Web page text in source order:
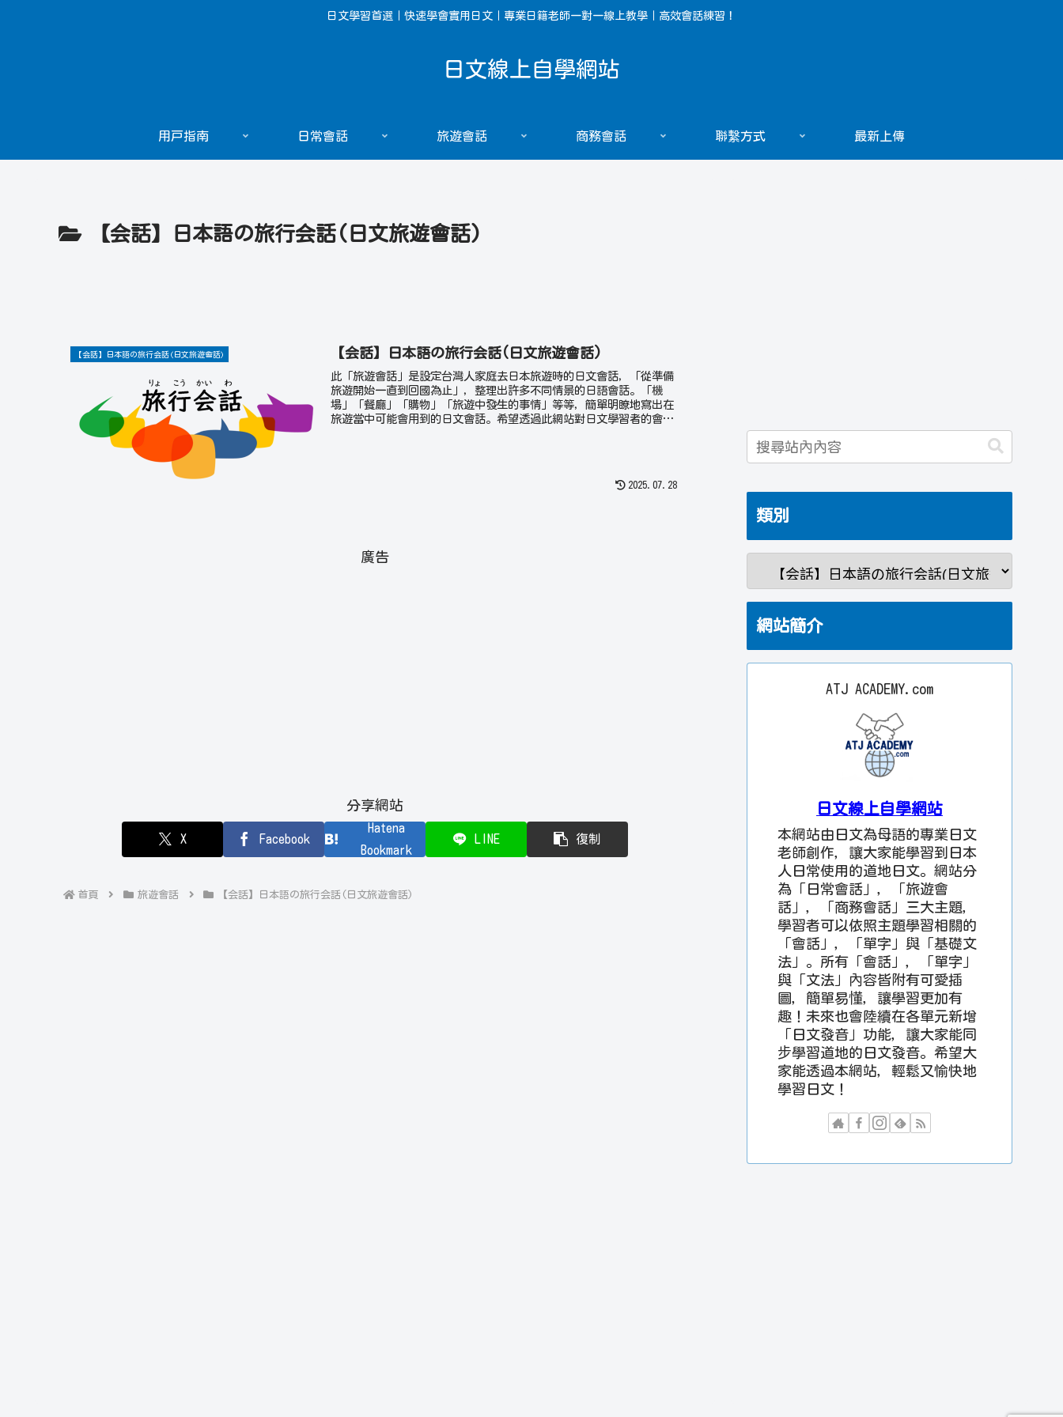
日文學習首選｜快速學會實用日文｜專業日籍老師一對一線上教學｜高效會話練習！
日文線上自學網站
用戸指南 日常會話 旅遊會話 商務會話 聯繫方式 最新上傳
【会話】日本語の旅行会話(日文旅遊會話)
【会話】日本語の旅行会話(日文旅遊會話) 【会話】日本語の旅行会話(日文旅遊會話)
此「旅遊會話」是設定台灣人家庭去日本旅遊時的日文會話，「從準備
旅遊開始一直到回國為止」，整理出許多不同情景的日語會話。「機
場」「餐廳」「購物」「旅遊中發生的事情」等等，簡單明瞭地寫出在
旅遊當中可能會用到的日文會話。希望透過此網站對日文學習者的會話
2025.07.28
廣告
分享網站
X Facebook
Hatena
Bookmark
LINE 復制
首頁 旅遊會話 【会話】日本語の旅行会話(日文旅遊會話)
類別
網站簡介
ATJ ACADEMY.com
日文線上自學網站
本網站由日文為母語的專業日文
老師創作，讓大家能學習到日本
人日常使用的道地日文。網站分
為「日常會話」，「旅遊會
話」，「商務會話」三大主題，
學習者可以依照主題學習相關的
「會話」，「單字」與「基礎文
法」。所有「會話」，「單字」
與「文法」內容皆附有可愛插
圖，簡單易懂，讓學習更加有
趣！未來也會陸續在各單元新增
「日文發音」功能，讓大家能同
步學習道地的日文發音。希望大
家能透過本網站，輕鬆又愉快地
學習日文！